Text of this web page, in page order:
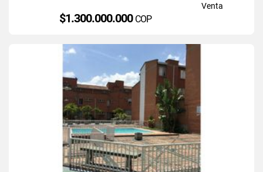
Venta
$1.300.000.000 COP